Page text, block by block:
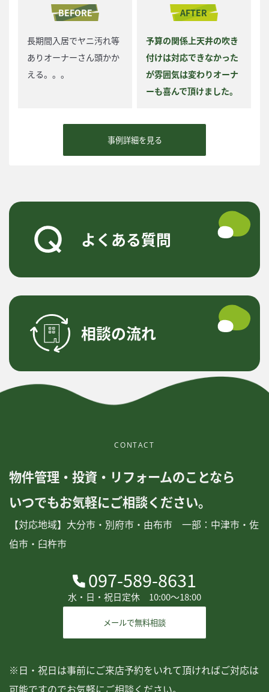
BEFORE
長期間入居でヤニ汚れ等
ありオーナーさん頭かか
える。。。
AFTER
予算の関係上天井の吹き
付けは対応できなかった
が雰囲気は変わりオーナ
ーも喜んで頂けました。
事例詳細を見る
よくある質問
相談の流れ
CONTACT
物件管理・投資・リフォームのことなら
いつでもお気軽にご相談ください。
【対応地域】大分市・別府市・由布市 一部：中津市・佐
伯市・臼杵市
097-589-8631
水・日・祝日定休 10:00〜18:00
メールで無料相談
※日・祝日は事前にご来店予約をいれて頂ければご対応は
可能ですのでお気軽にご相談ください。